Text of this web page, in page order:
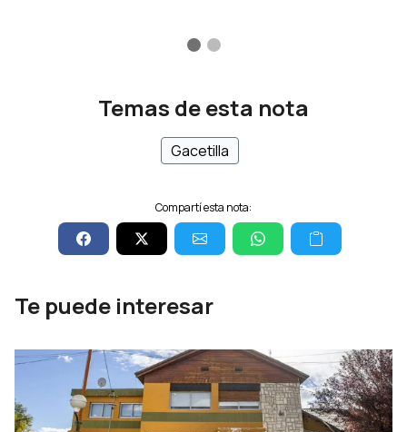
Temas de esta nota
Gacetilla
Compartí esta nota:
Te puede interesar